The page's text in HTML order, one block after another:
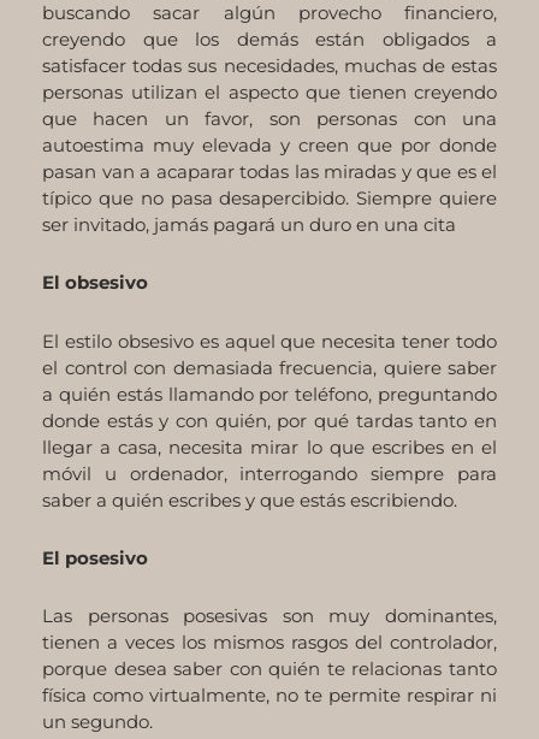
buscando sacar algún provecho financiero,
creyendo que los demás están obligados a
satisfacer todas sus necesidades, muchas de estas
personas utilizan el aspecto que tienen creyendo
que hacen un favor, son personas con una
autoestima muy elevada y creen que por donde
pasan van a acaparar todas las miradas y que es el
típico que no pasa desapercibido. Siempre quiere
ser invitado, jamás pagará un duro en una cita
El obsesivo
El estilo obsesivo es aquel que necesita tener todo
el control con demasiada frecuencia, quiere saber
a quién estás llamando por teléfono, preguntando
donde estás y con quién, por qué tardas tanto en
llegar a casa, necesita mirar lo que escribes en el
móvil u ordenador, interrogando siempre para
saber a quién escribes y que estás escribiendo.
El posesivo
Las personas posesivas son muy dominantes,
tienen a veces los mismos rasgos del controlador,
porque desea saber con quién te relacionas tanto
física como virtualmente, no te permite respirar ni
un segundo.